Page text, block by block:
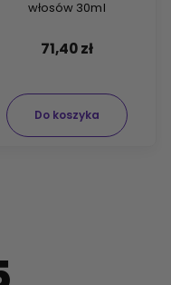
włosów 30ml
71,40 zł
Do koszyka